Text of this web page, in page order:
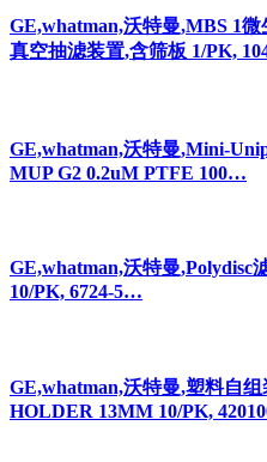
GE,whatman,沃特曼,MBS 1
真空抽滤装置,含筛板 1/PK,
GE,whatman,沃特曼,Mini-
MUP G2 0.2uM PTFE 100…
GE,whatman,沃特曼,Polydisc
10/PK, 6724-5…
GE,whatman,沃特曼,塑料自
HOLDER 13MM 10/PK,